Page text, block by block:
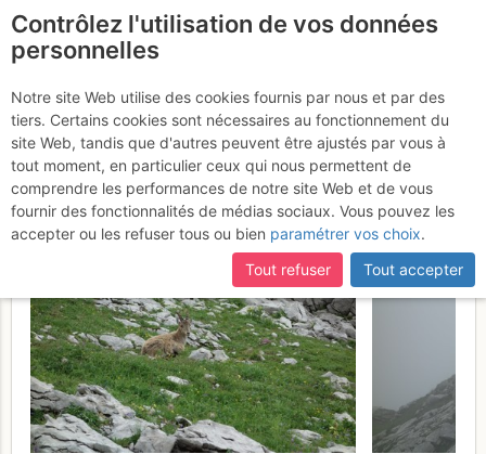
Cornettes de Bise : Voie
Normale depuis Chevenne
Mardi 11 juillet 2017
Contrôlez l'utilisation de vos données
personnelles
Notre site Web utilise des cookies fournis par nous et par des
tiers. Certains cookies sont nécessaires au fonctionnement du
site Web, tandis que d'autres peuvent être ajustés par vous à
tout moment, en particulier ceux qui nous permettent de
comprendre les performances de notre site Web et de vous
fournir des fonctionnalités de médias sociaux. Vous pouvez les
accepter ou les refuser tous ou bien paramétrer vos choix.
Tout refuser
Tout accepter